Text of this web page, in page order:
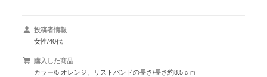
投稿者情報
女性/40代
購入した商品
カラー/5.オレンジ、リストバンドの長さ/長さ約8.5ｃｍ